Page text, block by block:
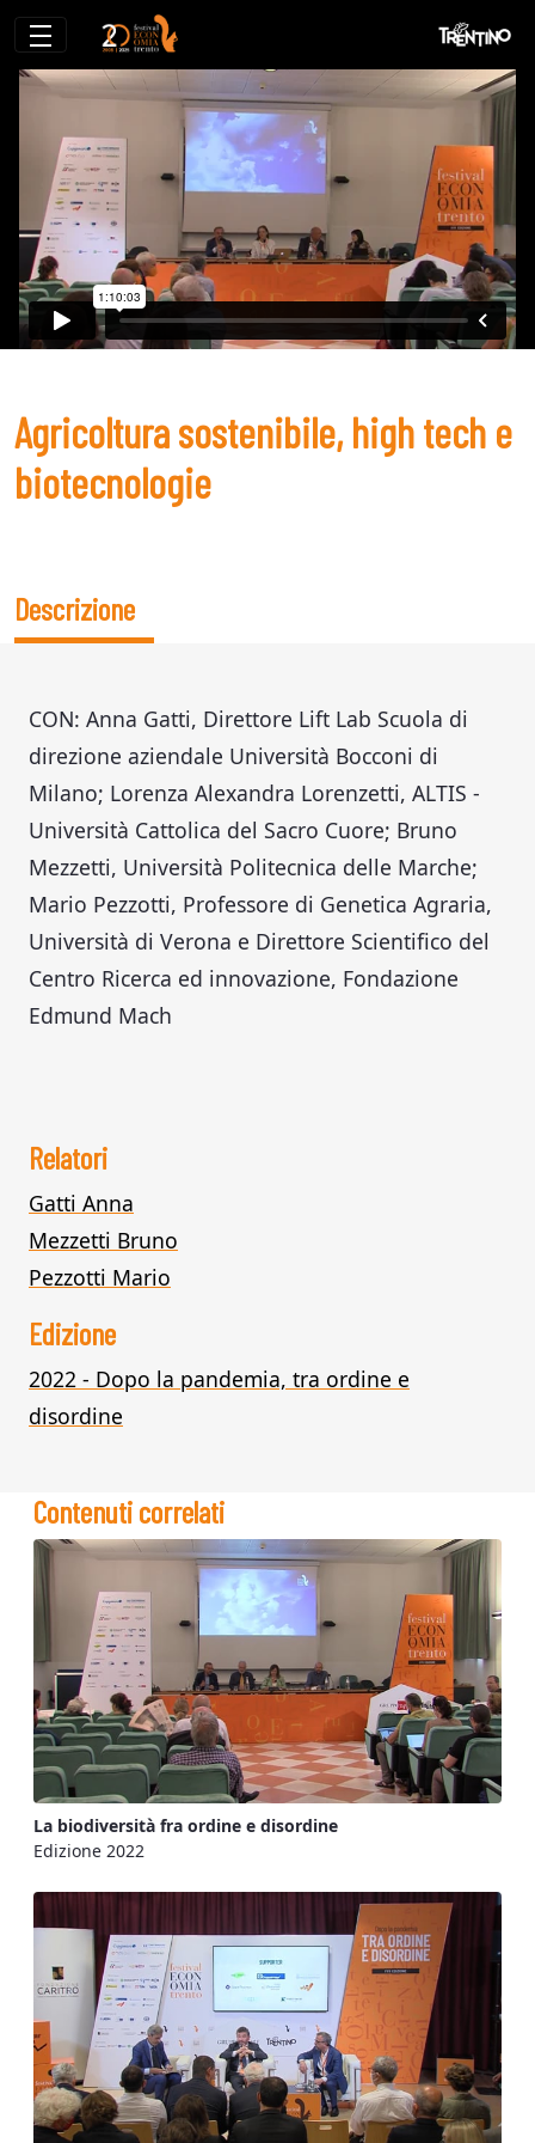
Agricoltura sostenibile, high tech e
Agricoltura sostenibile, high tech e
biotecnologie
Descrizione
CON: Anna Gatti, Direttore Lift Lab Scuola di
direzione aziendale Università Bocconi di
Milano; Lorenza Alexandra Lorenzetti, ALTIS -
Università Cattolica del Sacro Cuore; Bruno
Mezzetti, Università Politecnica delle Marche;
Mario Pezzotti, Professore di Genetica Agraria,
Università di Verona e Direttore Scientifico del
Centro Ricerca ed innovazione, Fondazione
Edmund Mach
Relatori
Gatti Anna
Mezzetti Bruno
Pezzotti Mario
Edizione
2022 - Dopo la pandemia, tra ordine e
disordine
Contenuti correlati
La biodiversità fra ordine e disordine
Edizione 2022